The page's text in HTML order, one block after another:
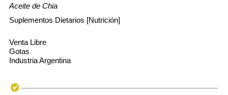
Aceite de Chia
Suplementos Dietarios [Nutrición]
Venta Libre
Gotas
Industria Argentina